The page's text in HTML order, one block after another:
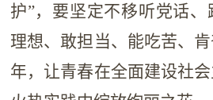
护”，要坚定不移听党话
理想、敢担当、能吃苦、
年，让青春在全面建设社